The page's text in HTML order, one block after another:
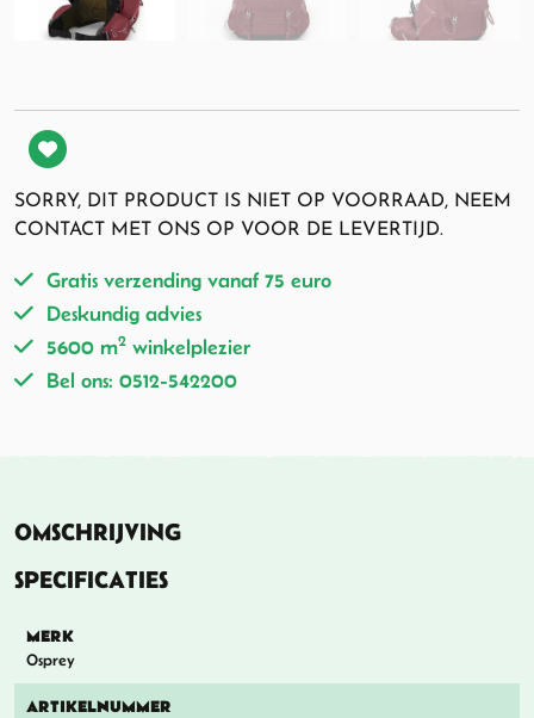
SORRY, DIT PRODUCT IS NIET OP VOORRAAD, NEEM
CONTACT MET ONS OP VOOR DE LEVERTIJD.
Gratis verzending vanaf 75 euro
Deskundig advies
5600 m2 winkelplezier
Bel ons: 0512-542200
OMSCHRIJVING
SPECIFICATIES
MERK
Osprey
ARTIKELNUMMER